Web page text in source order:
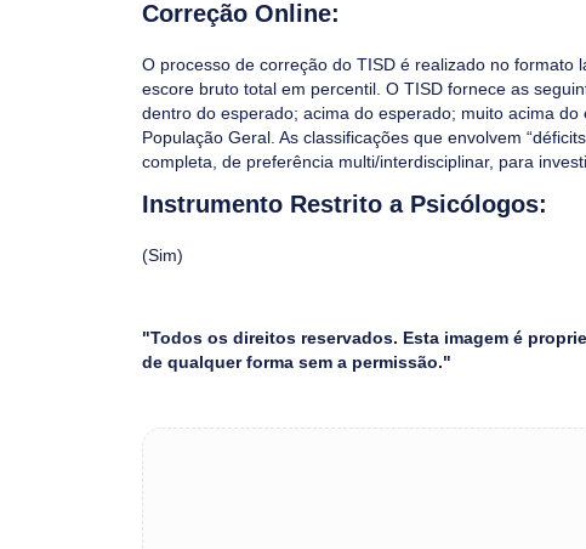
Correção Online:
O processo de correção do TISD é realizado no formato
escore bruto total em percentil. O TISD fornece as
dentro do esperado; acima do esperado; muito acima
População Geral. As classificações que envolvem
completa, de preferência multi/interdisciplinar, para
Instrumento Restrito a Psicólogos:
(Sim)
"Todos os direitos reservados. Esta imagem é
de qualquer forma sem a permissão."